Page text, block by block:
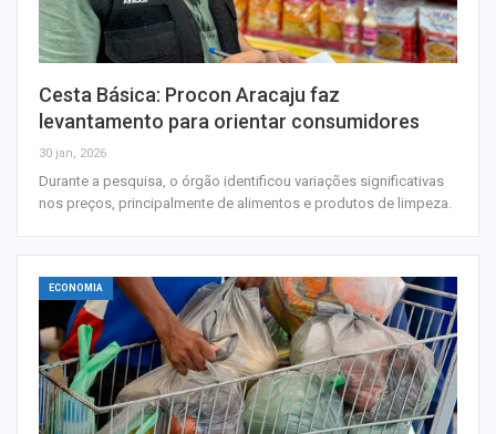
Cesta Básica: Procon Aracaju faz
levantamento para orientar consumidores
30 jan, 2026
Durante a pesquisa, o órgão identificou variações significativas
nos preços, principalmente de alimentos e produtos de limpeza.
ECONOMIA